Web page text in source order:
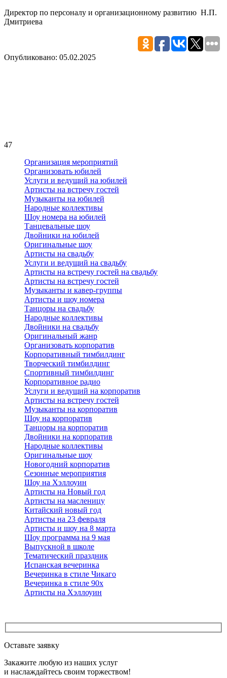
Директор по персоналу и организационному развитию Н.П.
Дмитриева
Опубликовано: 05.02.2025
47
Организация мероприятий
Организовать юбилей
Услуги и ведущий на юбилей
Артисты на встречу гостей
Музыканты на юбилей
Народные коллективы
Шоу номера на юбилей
Танцевальные шоу
Двойники на юбилей
Оригинальные шоу
Артисты на свадьбу
Услуги и ведущий на свадьбу
Артисты на встречу гостей на свадьбу
Артисты на встречу гостей
Музыканты и кавер-группы
Артисты и шоу номера
Танцоры на свадьбу
Народные коллективы
Двойники на свадьбу
Оригинальный жанр
Организовать корпоратив
Корпоративный тимбилдинг
Творческий тимбилдинг
Спортивный тимбилдинг
Корпоративное радио
Услуги и ведущий на корпоратив
Артисты на встречу гостей
Музыканты на корпоратив
Шоу на корпоратив
Танцоры на корпоратив
Двойники на корпоратив
Народные коллективы
Оригинальные шоу
Новогодний корпоратив
Сезонные мероприятия
Шоу на Хэллоуин
Артисты на Новый год
Артисты на масленицу
Китайский новый год
Артисты на 23 февраля
Артисты и шоу на 8 марта
Шоу программа на 9 мая
Выпускной в школе
Тематический праздник
Испанская вечеринка
Вечеринка в стиле Чикаго
Вечеринка в стиле 90х
Артисты на Хэллоуин
Оставьте заявку
Закажите любую из наших услуг
и наслаждайтесь своим торжеством!